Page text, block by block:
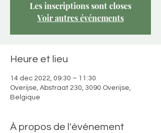
Les inscriptions sont closes
Voir autres événements
Heure et lieu
14 dec 2022, 09:30 – 11:30
Overijse, Abstraat 230, 3090 Overijse,
Belgique
À propos de l'événement